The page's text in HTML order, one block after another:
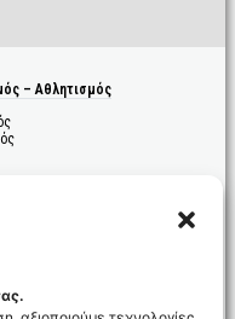
– Αθλητισμός